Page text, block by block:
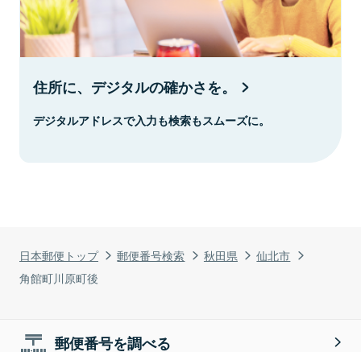
日本郵便トップ 郵便番号検索 秋田県
仙北市
角館町川原町後
住所に、デジタルの確かさを。
デジタルアドレスで入力も検索もスムーズに。
郵便番号を調べる